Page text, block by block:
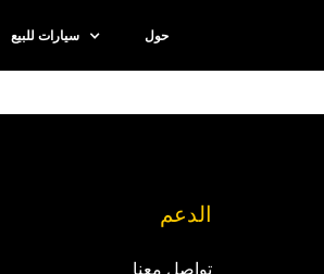
حول سيارات للبيع
الدعم
تواصل معنا